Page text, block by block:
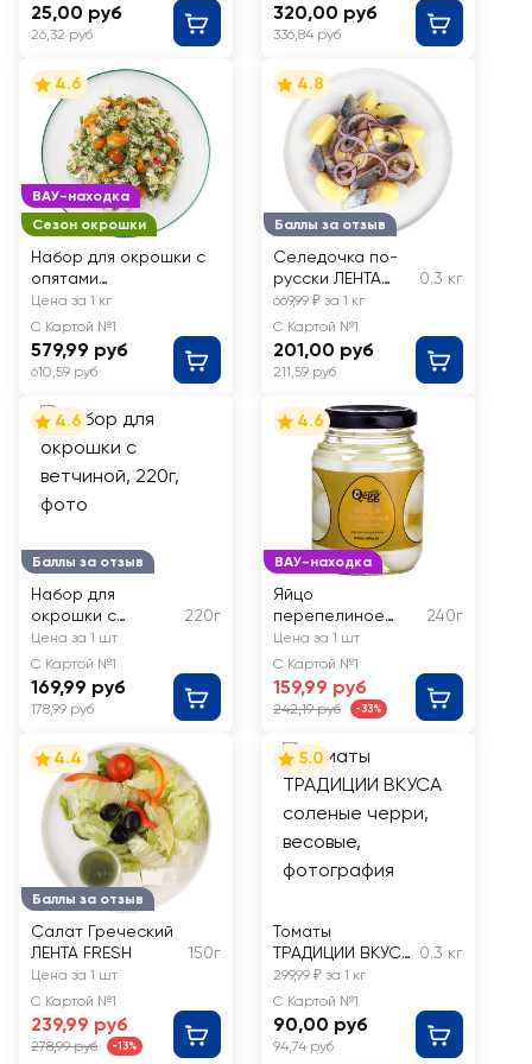
25,00 руб
26,32 руб
320,00 руб
336,84 руб
ВАУ-находка
Сезон окрошки
4.6
Набор для окрошки с
опятами
маринованными
Цена за 1 кг
С Картой №1
579,99 руб
610,59 руб
Баллы за отзыв
4.8
Селедочка по-
русски ЛЕНТА
FRESH, весовая
0.3 кг
669,99 ₽ за 1 кг
С Картой №1
201,00 руб
211,59 руб
Баллы за отзыв
4.6
Набор для
окрошки с
ветчиной
220г
Цена за 1 шт
С Картой №1
169,99 руб
178,99 руб
ВАУ-находка
4.6
Яйцо
перепелиное
QEGG в
маринаде
240г
Цена за 1 шт
С Картой №1
159,99 руб
242,19 руб -33%
Баллы за отзыв
4.4
Салат Греческий
ЛЕНТА FRESH
150г
Цена за 1 шт
С Картой №1
239,99 руб
278,99 руб -13%
5.0
Томаты
ТРАДИЦИИ ВКУСА
соленые черри,
весовые
0.3 кг
299,99 ₽ за 1 кг
С Картой №1
90,00 руб
94,74 руб